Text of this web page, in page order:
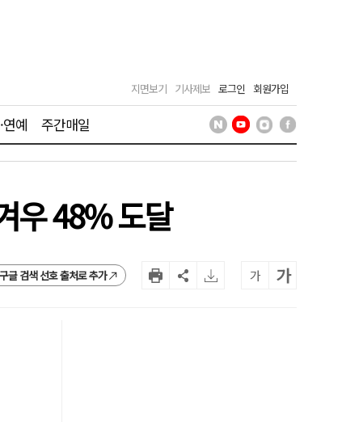
지면보기 기사제보 로그인 회원가입
연예 주간매일
우 48% 도달
구글 검색 선호 출처로 추가 가 가